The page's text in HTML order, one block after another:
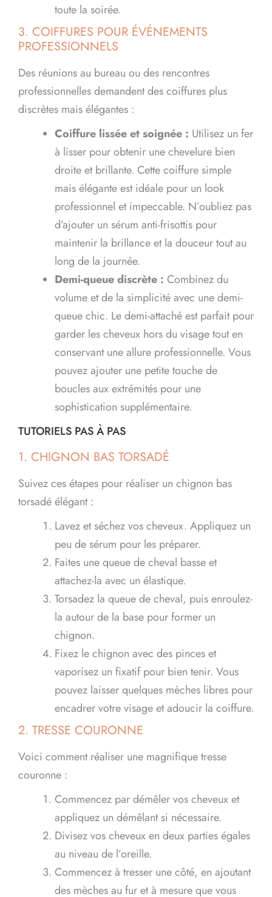
toute la soirée.
3. COIFFURES POUR ÉVÉNEMENTS
PROFESSIONNELS
Des réunions au bureau ou des rencontres
professionnelles demandent des coiffures plus
discrètes mais élégantes :
Coiffure lissée et soignée : Utilisez un fer
à lisser pour obtenir une chevelure bien
droite et brillante. Cette coiffure simple
mais élégante est idéale pour un look
professionnel et impeccable. N’oubliez pas
d’ajouter un sérum anti-frisottis pour
maintenir la brillance et la douceur tout au
long de la journée.
Demi-queue discrète : Combinez du
volume et de la simplicité avec une demi-
queue chic. Le demi-attaché est parfait pour
garder les cheveux hors du visage tout en
conservant une allure professionnelle. Vous
pouvez ajouter une petite touche de
boucles aux extrémités pour une
sophistication supplémentaire.
TUTORIELS PAS À PAS
1. CHIGNON BAS TORSADÉ
Suivez ces étapes pour réaliser un chignon bas
torsadé élégant :
Lavez et séchez vos cheveux. Appliquez un
peu de sérum pour les préparer.
Faites une queue de cheval basse et
attachez-la avec un élastique.
Torsadez la queue de cheval, puis enroulez-
la autour de la base pour former un
chignon.
Fixez le chignon avec des pinces et
vaporisez un fixatif pour bien tenir. Vous
pouvez laisser quelques mèches libres pour
encadrer votre visage et adoucir la coiffure.
2. TRESSE COURONNE
Voici comment réaliser une magnifique tresse
couronne :
Commencez par démêler vos cheveux et
appliquez un démêlant si nécessaire.
Divisez vos cheveux en deux parties égales
au niveau de l’oreille.
Commencez à tresser une côté, en ajoutant
des mèches au fur et à mesure que vous